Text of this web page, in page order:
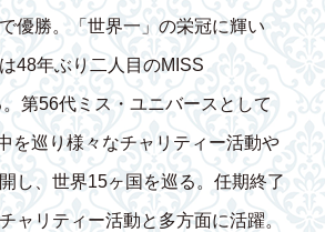
優勝。「世界一」の栄冠に輝い
48年ぶり二人目のMISS
第56代ミス・ユニバースとして
を巡り様々なチャリティー活動や
し、世界15ヶ国を巡る。任期終了
ャリティー活動と多方面に活躍。